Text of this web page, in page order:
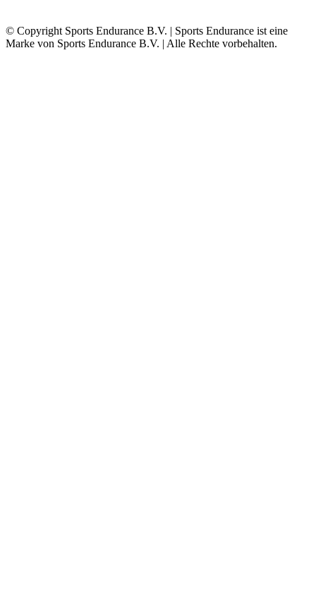
© Copyright Sports Endurance B.V. | Sports Endurance ist eine
Marke von Sports Endurance B.V. | Alle Rechte vorbehalten.